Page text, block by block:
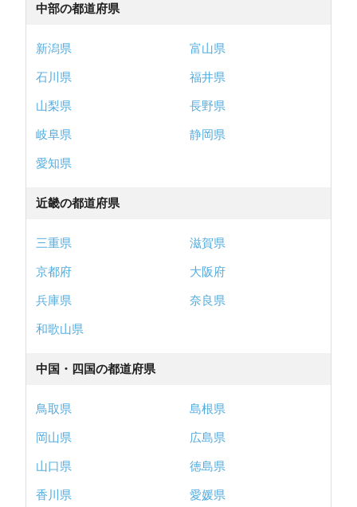
中部の都道府県
新潟県
富山県
石川県
福井県
山梨県
長野県
岐阜県
静岡県
愛知県
近畿の都道府県
三重県
滋賀県
京都府
大阪府
兵庫県
奈良県
和歌山県
中国・四国の都道府県
鳥取県
島根県
岡山県
広島県
山口県
徳島県
香川県
愛媛県